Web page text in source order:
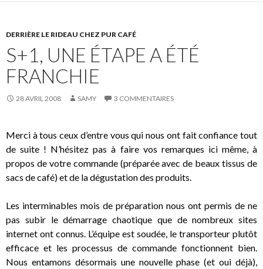
er b
o
o
k
DERRIÈRE LE RIDEAU CHEZ PUR CAFÉ
S+1, UNE ÉTAPE A ÉTÉ
FRANCHIE
28 AVRIL 2008 SAMY 3 COMMENTAIRES
Merci à tous ceux d’entre vous qui nous ont fait confiance tout
de suite ! N’hésitez pas à faire vos remarques ici même, à
propos de votre commande (préparée avec de beaux tissus de
sacs de café) et de la dégustation des produits.
Les interminables mois de préparation nous ont permis de ne
pas subir le démarrage chaotique que de nombreux sites
internet ont connus. L’équipe est soudée, le transporteur plutôt
efficace et les processus de commande fonctionnent bien.
Nous entamons désormais une nouvelle phase (et oui déjà),